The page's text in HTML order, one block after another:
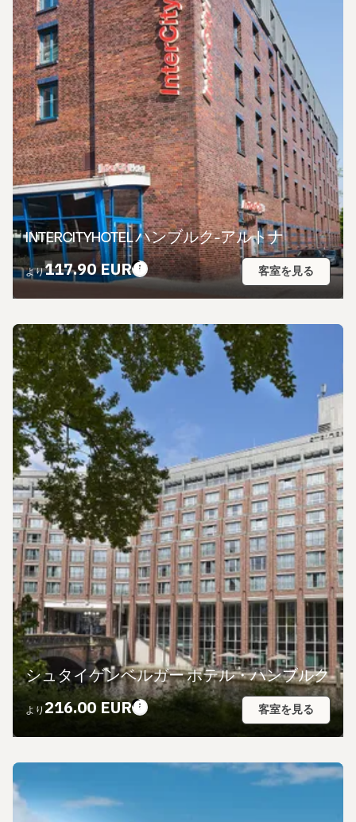
INTERCITYHOTEL ハンブルク-アルトナ
より117.90 EUR 客室を見る
シュタイゲンベルガー ホテル・ハンブルク
より 216.00 EUR 客室を見る